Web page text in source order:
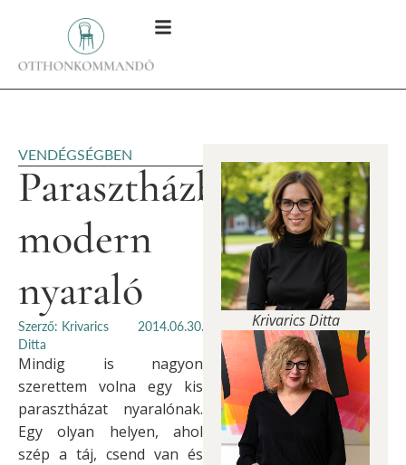
VENDÉGSÉGBEN
Parasztházból
modern
nyaraló
Szerző: Krivarics
Ditta
2014.06.30.
Mindig is nagyon
szerettem volna egy kis
parasztházat nyaralónak.
Egy olyan helyen, ahol
szép a táj, csend van és
Krivarics Ditta